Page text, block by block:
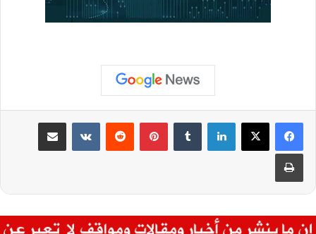
لينكدإن بينتيريست مشاركة عبر البريد
طباعة